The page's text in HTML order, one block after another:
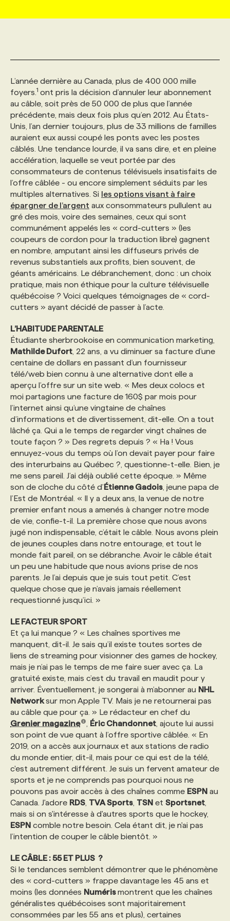
AFFAIRES DE L'INDUSTRIE
INITIATIVES NUMÉRIQUES
PRIX ET DISTINCTIONS
TENDANCES
WEB & MÉDIAS SOCIAUX
MARKETING DURABLE
GEO/SEO
ÉVÉNEMENTIEL
INFOLETTRE PUBLICITÉ
ANNONCEZ AVEC NOUS
CONSULTER LA CVTHÈQUE
PROFIL ENTREPRISE
FAQ
ANNONCEZ AVEC NOUS
VOIR LES OFFRES
PROFIL CANDIDAT
FAQ
ANNONCEZ AVEC NOUS
NOS FORMATIONS EN LIGNE
NOS PARCOURS DE FORMATIONS
FORMATIONS PERSONNALISÉES
NOS FORMATEUR‧RICES
POURQUOI CHOISIR NOS FORMATIONS
NOS TARIFS
PROGRAMMES DE SUBVENTIONS
FAQ
CHASSE DE TÊTE
SERVICE DE CHASSE DE TÊTE
NOS TARIFS
NOS EXPERTISES
FAQ
ANNONCEZ AVEC NOUS
L’année dernière au Canada, plus de 400 000 mille
foyers. 1 ont pris la décision d’annuler leur abonnement
au câble, soit près de 50 000 de plus que l’année
précédente, mais deux fois plus qu’en 2012. Au États-
Unis, l’an dernier toujours, plus de 33 millions de familles
auraient eux aussi coupé les ponts avec les postes
câblés. Une tendance lourde, il va sans dire, et en pleine
accélération, laquelle se veut portée par des
consommateurs de contenus télévisuels insatisfaits de
l’offre câblée - ou encore simplement séduits par les
multiples alternatives. Si les options visant à faire
épargner de l’argent aux consommateurs pullulent au
gré des mois, voire des semaines, ceux qui sont
communément appelés les « cord-cutters » (les
coupeurs de cordon pour la traduction libre) gagnent
en nombre, amputant ainsi les diffuseurs privés de
revenus substantiels aux profits, bien souvent, de
géants américains. Le débranchement, donc : un choix
pratique, mais non éthique pour la culture télévisuelle
québécoise ? Voici quelques témoignages de « cord-
cutters » ayant décidé de passer à l’acte.
L’HABITUDE PARENTALE
Étudiante sherbrookoise en communication marketing,
Mathilde Dufort , 22 ans, a vu diminuer sa facture d’une
centaine de dollars en passant d’un fournisseur
télé/web bien connu à une alternative dont elle a
aperçu l’offre sur un site web. « Mes deux colocs et
moi partagions une facture de 160$ par mois pour
l’internet ainsi qu’une vingtaine de chaînes
d’informations et de divertissement, dit-elle. On a tout
lâché ça. Qui a le temps de regarder vingt chaînes de
toute façon ? » Des regrets depuis ? « Ha ! Vous
ennuyez-vous du temps où l’on devait payer pour faire
des interurbains au Québec ?, questionne-t-elle. Bien, je
me sens pareil. J’ai déjà oublié cette époque. » Même
son de cloche du côté d’Étienne Gadois , jeune papa de
l’Est de Montréal. « Il y a deux ans, la venue de notre
premier enfant nous a amenés à changer notre mode
de vie, confie-t-il. La première chose que nous avons
jugé non indispensable, c’était le câble. Nous avons plein
de jeunes couples dans notre entourage, et tout le
monde fait pareil, on se débranche. Avoir le câble était
un peu une habitude que nous avions prise de nos
parents. Je l’ai depuis que je suis tout petit. C’est
quelque chose que je n’avais jamais réellement
requestionné jusqu’ici. »
LE FACTEUR SPORT
Et ça lui manque ? « Les chaînes sportives me
manquent, dit-il. Je sais qu’il existe toutes sortes de
liens de streaming pour visionner des games de hockey,
mais je n’ai pas le temps de me faire suer avec ça. La
gratuité existe, mais c’est du travail en maudit pour y
arriver. Éventuellement, je songerai à m’abonner au NHL
Networksur mon Apple TV. Mais je ne retournerai pas
au câble que pour ça. » Le rédacteur en chef du
Grenier magazine
Éric Chandonnet, ajoute lui aussi
son point de vue quant à l’offre sportive câblée. « En
2019, on a accès aux journaux et aux stations de radio
du monde entier, dit-il, mais pour ce qui est de la télé,
c'est autrement différent. Je suis un fervent amateur de
sports et je ne comprends pas pourquoi nous ne
pouvons pas avoir accès à des chaînes comme ESPN au
Canada. J'adore RDS TVA Sports TSN et Sportsnet
mais si on s'intéresse à d'autres sports que le hockey,
ESPN comble notre besoin. Cela étant dit, je n'ai pas
l’intention de couper le câble bientôt. »
LE CÂBLE : 55 ET PLUS ?
Si le tendances semblent démontrer que le phénomène
des « cord-cutters » frappe davantage les 45 ans et
moins (les données Numérismontrent que les chaînes
généralistes québécoises sont majoritairement
consommées par les 55 ans et plus), certaines